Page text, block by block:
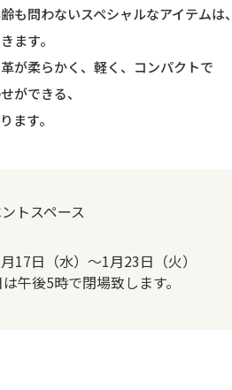
も問わないスペシャルなアイテムは、
ます。
が柔らかく、軽く、コンパクトで
ができる、
ます。
トスペース
17日（水）～1月23日（火）
午後5時で閉場致します。